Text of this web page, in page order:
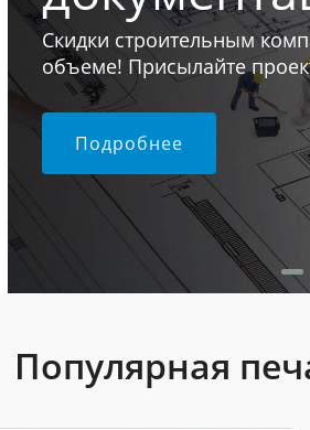
мы переведём его в
любой тираж.
Популярная